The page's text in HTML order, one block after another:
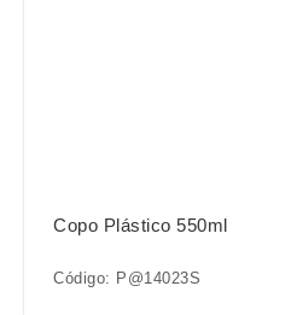
Copo Plástico 550ml
Código: P@14023S